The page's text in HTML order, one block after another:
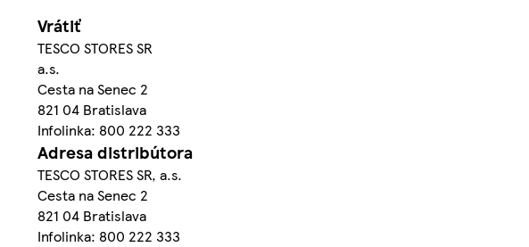
Vrátiť
TESCO STORES SR
a.s.
Cesta na Senec 2
821 04 Bratislava
Infolinka: 800 222 333
Adresa distribútora
TESCO STORES SR, a.s.
Cesta na Senec 2
821 04 Bratislava
Infolinka: 800 222 333